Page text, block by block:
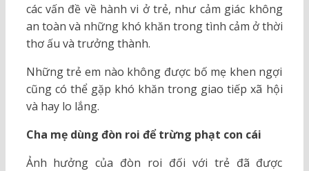
các vấn đề về hành vi ở trẻ, như cảm giác không
an toàn và những khó khăn trong tình cảm ở thời
thơ ấu và trưởng thành.
Những trẻ em nào không được bố mẹ khen ngợi
cũng có thể gặp khó khăn trong giao tiếp xã hội
và hay lo lắng.
Cha mẹ dùng đòn roi để trừng phạt con cái
Ảnh hưởng của đòn roi đối với trẻ đã được